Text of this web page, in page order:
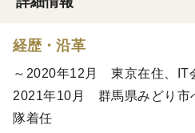
経歴・沿革
～2020年12月 東京在住、IT
2021年10月 群馬県みどり市
隊着任